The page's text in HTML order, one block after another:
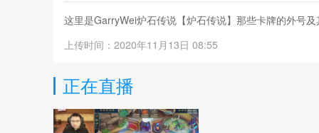
这里是GarryWei炉石传说【炉石传说】那些卡牌的外号
上传时间：2020年11月13日 08:55
正在直播